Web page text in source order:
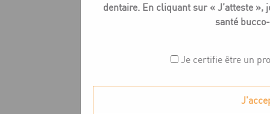
dentaire. En cliquant sur « J’atteste
santé
Je certifie être un